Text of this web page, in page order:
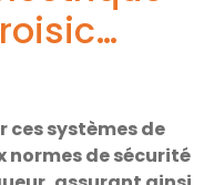
ces systèmes de
de sécurité